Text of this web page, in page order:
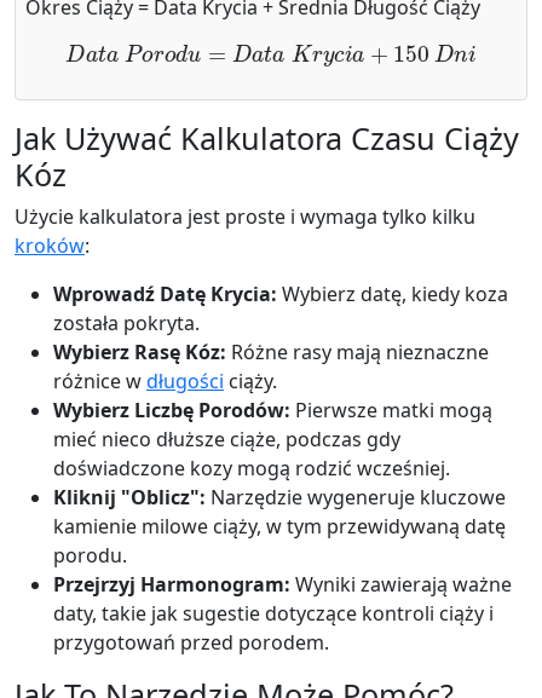
Okres Ciąży = Data Krycia + Średnia Długość Ciąży
Dat aPorod u=Data Krycia+ 150D ni
Jak Używać Kalkulatora Czasu Ciąży
Kóz
Użycie kalkulatora jest proste i wymaga tylko kilku
kroków:
Wprowadź Datę Krycia: Wybierz datę, kiedy koza
została pokryta.
Wybierz Rasę Kóz: Różne rasy mają nieznaczne
różnice wdługości ciąży.
Wybierz Liczbę Porodów: Pierwsze matki mogą
mieć nieco dłuższe ciąże, podczas gdy
doświadczone kozy mogą rodzić wcześniej.
Kliknij "Oblicz": Narzędzie wygeneruje kluczowe
kamienie milowe ciąży, w tym przewidywaną datę
porodu.
Przejrzyj Harmonogram: Wyniki zawierają ważne
daty, takie jak sugestie dotyczące kontroli ciąży i
przygotowań przed porodem.